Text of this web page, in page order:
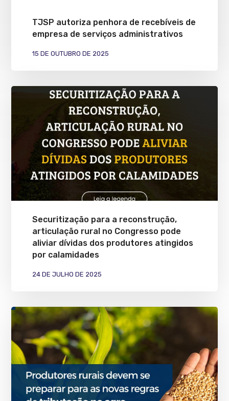
TJSP autoriza penhora de recebíveis de
empresa de serviços administrativos
15 DE OUTUBRO DE 2025
Securitização para a reconstrução,
articulação rural no Congresso pode
aliviar dívidas dos produtores atingidos
por calamidades
24 DE JULHO DE 2025